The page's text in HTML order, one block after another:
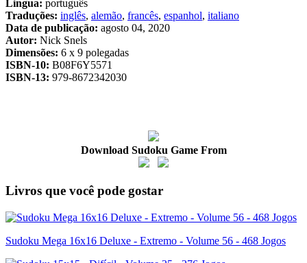
Língua: português
Traduções: inglês, alemão, francês, espanhol, italiano
Data de publicação: agosto 04, 2020
Autor: Nick Snels
Dimensões: 6 x 9 polegadas
ISBN-10: B08F6Y5571
ISBN-13: 979-8672342030
Download Sudoku Game From
Livros que você pode gostar
Sudoku Mega 16x16 Deluxe - Extremo - Volume 56 - 468 Jogos